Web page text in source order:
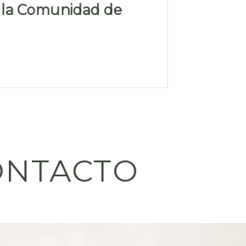
Comunidad de